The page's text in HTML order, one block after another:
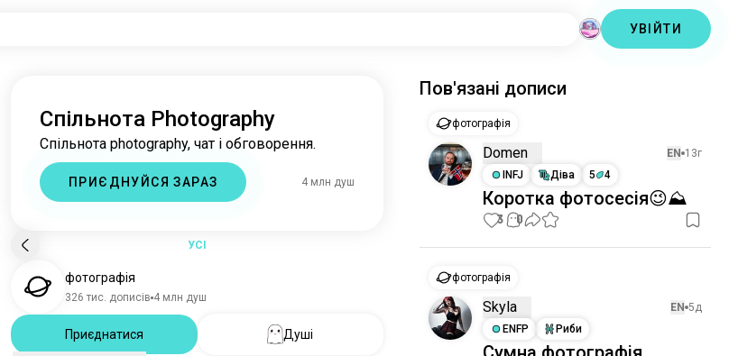
УВІЙТИ
Спільнота Photography
Спільнота photography, чат і обговорення.
ПРИЄДНУЙСЯ ЗАРАЗ 4 млн душ
УСІ
фотографія
326 тис. дописів 4 млн душ
Приєднатися
Душі
Пов'язані дописи
фотографія
Domen EN 13г
INFJ
Діва 5 4
Коротка фотосесія😉⛰️
3 0
фотографія
Skyla EN 5д
ENFP
Риби